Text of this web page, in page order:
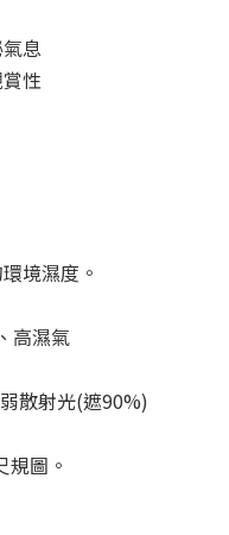
息
性
境濕度。
高濕氣
散射光(遮90%)
圖。